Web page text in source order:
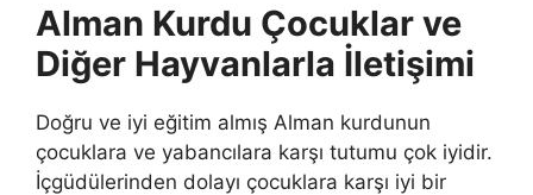
Alman Kurdu Çocuklar ve
Diğer Hayvanlarla İletişimi
Doğru ve iyi eğitim almış Alman kurdunun
çocuklara ve yabancılara karşı tutumu çok iyidir.
İçgüdülerinden dolayı çocuklara karşı iyi bir